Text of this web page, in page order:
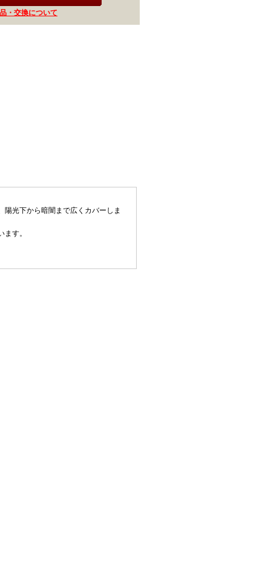
・交換について
光下から暗闇まで広くカバーしま
す。